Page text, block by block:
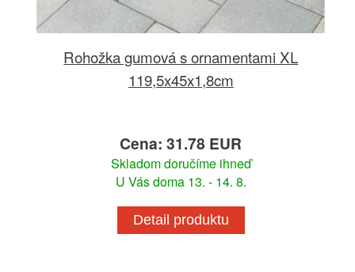
Rohožka gumová s ornamentami XL
119,5x45x1,8cm
Cena: 31.78 EUR
Skladom doručíme ihneď
U Vás doma 13. - 14. 8.
Detail produktu